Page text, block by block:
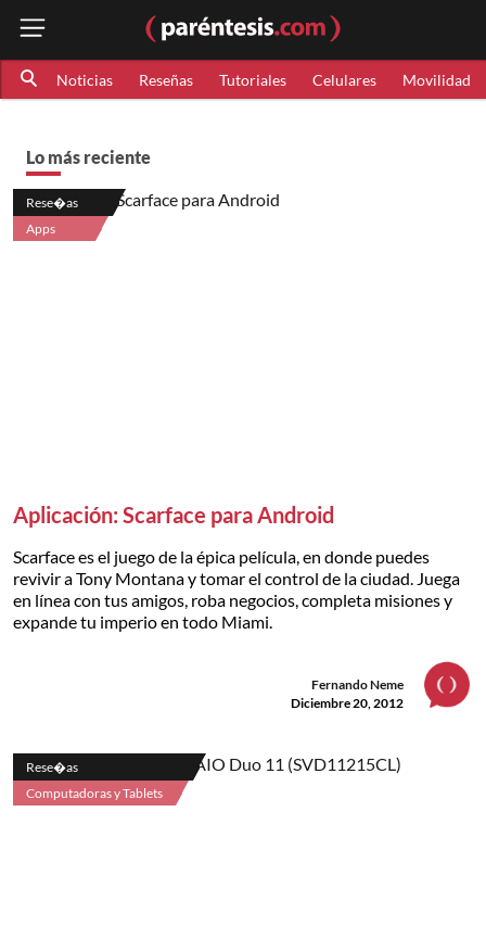
Noticias Reseñas Tutoriales Celulares Movilidad
Lo más reciente
Rese�as
Apps
Aplicación: Scarface para Android
Scarface es el juego de la épica película, en donde puedes
revivir a Tony Montana y tomar el control de la ciudad. Juega
en línea con tus amigos, roba negocios, completa misiones y
expande tu imperio en todo Miami.
Fernando Neme
Diciembre 20, 2012
Rese�as
Computadoras y Tablets